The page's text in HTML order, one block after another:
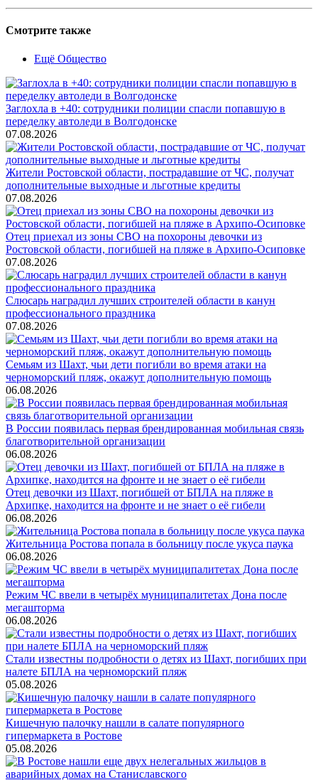
Смотрите также
Ещё Общество
Заглохла в +40: сотрудники полиции спасли попавшую в
переделку автоледи в Волгодонске
07.08.2026
Жители Ростовской области, пострадавшие от ЧС, получат
дополнительные выходные и льготные кредиты
07.08.2026
Отец приехал из зоны СВО на похороны девочки из
Ростовской области, погибшей на пляже в Архипо-Осиповке
07.08.2026
Слюсарь наградил лучших строителей области в канун
профессионального праздника
07.08.2026
Семьям из Шахт, чьи дети погибли во время атаки на
черноморский пляж, окажут дополнительную помощь
06.08.2026
В России появилась первая брендированная мобильная связь
благотворительной организации
06.08.2026
Отец девочки из Шахт, погибшей от БПЛА на пляже в
Архипке, находится на фронте и не знает о её гибели
06.08.2026
Жительница Ростова попала в больницу после укуса паука
06.08.2026
Режим ЧС ввели в четырёх муниципалитетах Дона после
мегашторма
06.08.2026
Стали известны подробности о детях из Шахт, погибших при
налете БПЛА на черноморский пляж
05.08.2026
Кишечную палочку нашли в салате популярного
гипермаркета в Ростове
05.08.2026